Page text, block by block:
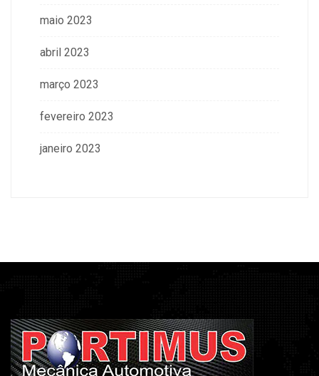
maio 2023
abril 2023
março 2023
fevereiro 2023
janeiro 2023